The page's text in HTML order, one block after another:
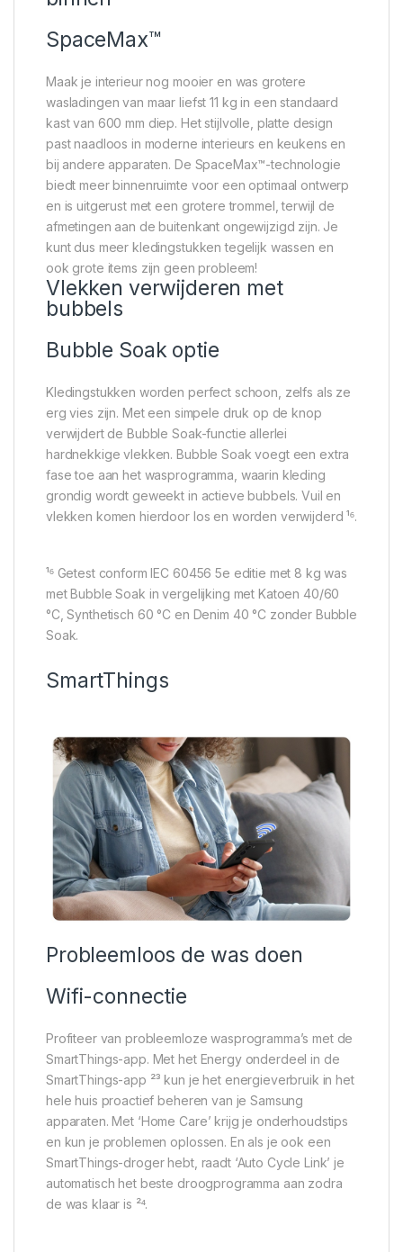
SpaceMax™
Maak je interieur nog mooier en was grotere
wasladingen van maar liefst 11 kg in een standaard
kast van 600 mm diep. Het stijlvolle, platte design
past naadloos in moderne interieurs en keukens en
bij andere apparaten. De SpaceMax™-technologie
biedt meer binnenruimte voor een optimaal ontwerp
en is uitgerust met een grotere trommel, terwijl de
afmetingen aan de buitenkant ongewijzigd zijn. Je
kunt dus meer kledingstukken tegelijk wassen en
ook grote items zijn geen probleem!
Vlekken verwijderen met
bubbels
Bubble Soak optie
Kledingstukken worden perfect schoon, zelfs als ze
erg vies zijn. Met een simpele druk op de knop
verwijdert de Bubble Soak-functie allerlei
hardnekkige vlekken. Bubble Soak voegt een extra
fase toe aan het wasprogramma, waarin kleding
grondig wordt geweekt in actieve bubbels. Vuil en
vlekken komen hierdoor los en worden verwijderd ¹⁶.
¹⁶ Getest conform IEC 60456 5e editie met 8 kg was
met Bubble Soak in vergelijking met Katoen 40/60
°C, Synthetisch 60 °C en Denim 40 °C zonder Bubble
Soak.
SmartThings
Probleemloos de was doen
Wifi-connectie
Profiteer van probleemloze wasprogramma’s met de
SmartThings-app. Met het Energy onderdeel in de
SmartThings-app ²³ kun je het energieverbruik in het
hele huis proactief beheren van je Samsung
apparaten. Met ‘Home Care’ krijg je onderhoudstips
en kun je problemen oplossen. En als je ook een
SmartThings-droger hebt, raadt ‘Auto Cycle Link’ je
automatisch het beste droogprogramma aan zodra
de was klaar is ²⁴.